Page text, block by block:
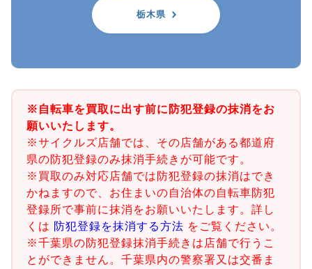
栃木県
※自転車を買取に出す前に防犯登録の抹消をお
願いいたします。
※サイクルズ店舗では、その店舗がある都道府
県の防犯登録のみ抹消手続きが可能です。
※買取のみ対応店舗では防犯登録の抹消はでき
かねますので、お住まいの自治体の自転車防犯
登録所で事前に抹消をお願いいたします。詳し
くは 防犯登録を抹消する方法 をご覧ください。
※千葉県の防犯登録抹消手続きは店舗で行うこ
とができません。千葉県内の警察署又は交番ま